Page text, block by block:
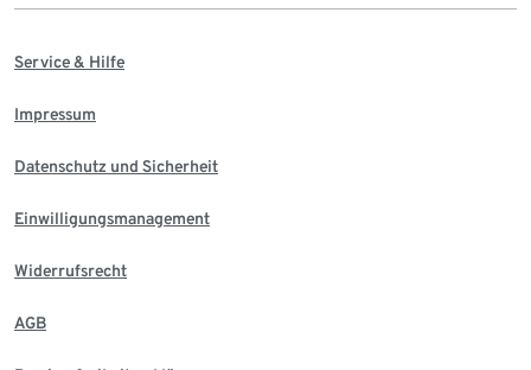
Service & Hilfe
Impressum
Datenschutz und Sicherheit
Einwilligungsmanagement
Widerrufsrecht
AGB